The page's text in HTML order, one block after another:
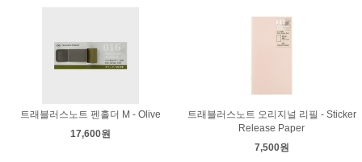
트래블러스노트 펜홀더 M - Olive
17,600원
트래블러스노트 오리지널 리필 - Sticker
Release Paper
7,500원